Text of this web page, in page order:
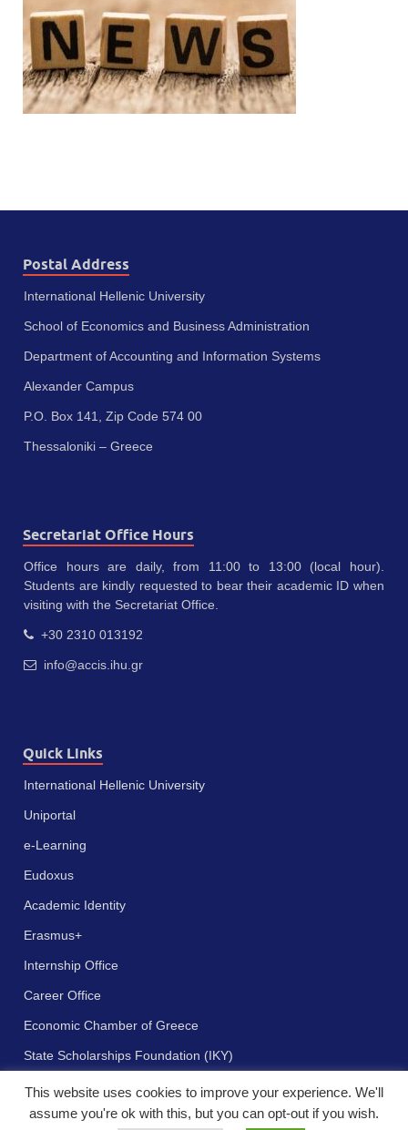
Postal Address
International Hellenic University
School of Economics and Business Administration
Department of Accounting and Information Systems
Alexander Campus
P.O. Box 141, Zip Code 574 00
Thessaloniki – Greece
Secretariat Office Hours
Office hours are daily, from 11:00 to 13:00 (local hour).
Students are kindly requested to bear their academic ID when
visiting with the Secretariat Office.
+30 2310 013192
info@accis.ihu.gr
Quick Links
International Hellenic University
Uniportal
e-Learning
Eudoxus
Academic Identity
Erasmus+
Internship Office
Career Office
Economic Chamber of Greece
State Scholarships Foundation (IKY)
This website uses cookies to improve your experience. We'll
assume you're ok with this, but you can opt-out if you wish.